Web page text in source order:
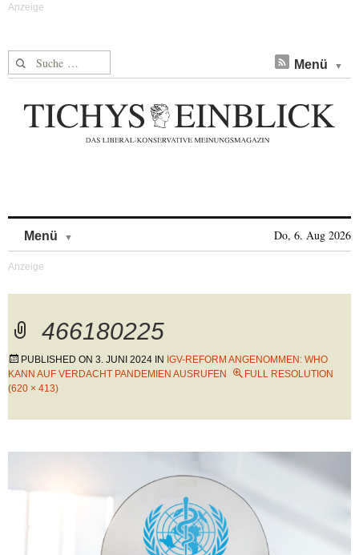
Suche nach: Menü
Menü Do, 6. Aug 2026
466180225
PUBLISHED ON 3. JUNI 2024 IN IGV-REFORM ANGENOMMEN: WHO
KANN AUF VERDACHT PANDEMIEN AUSRUFEN
FULL RESOLUTION
(620 × 413)